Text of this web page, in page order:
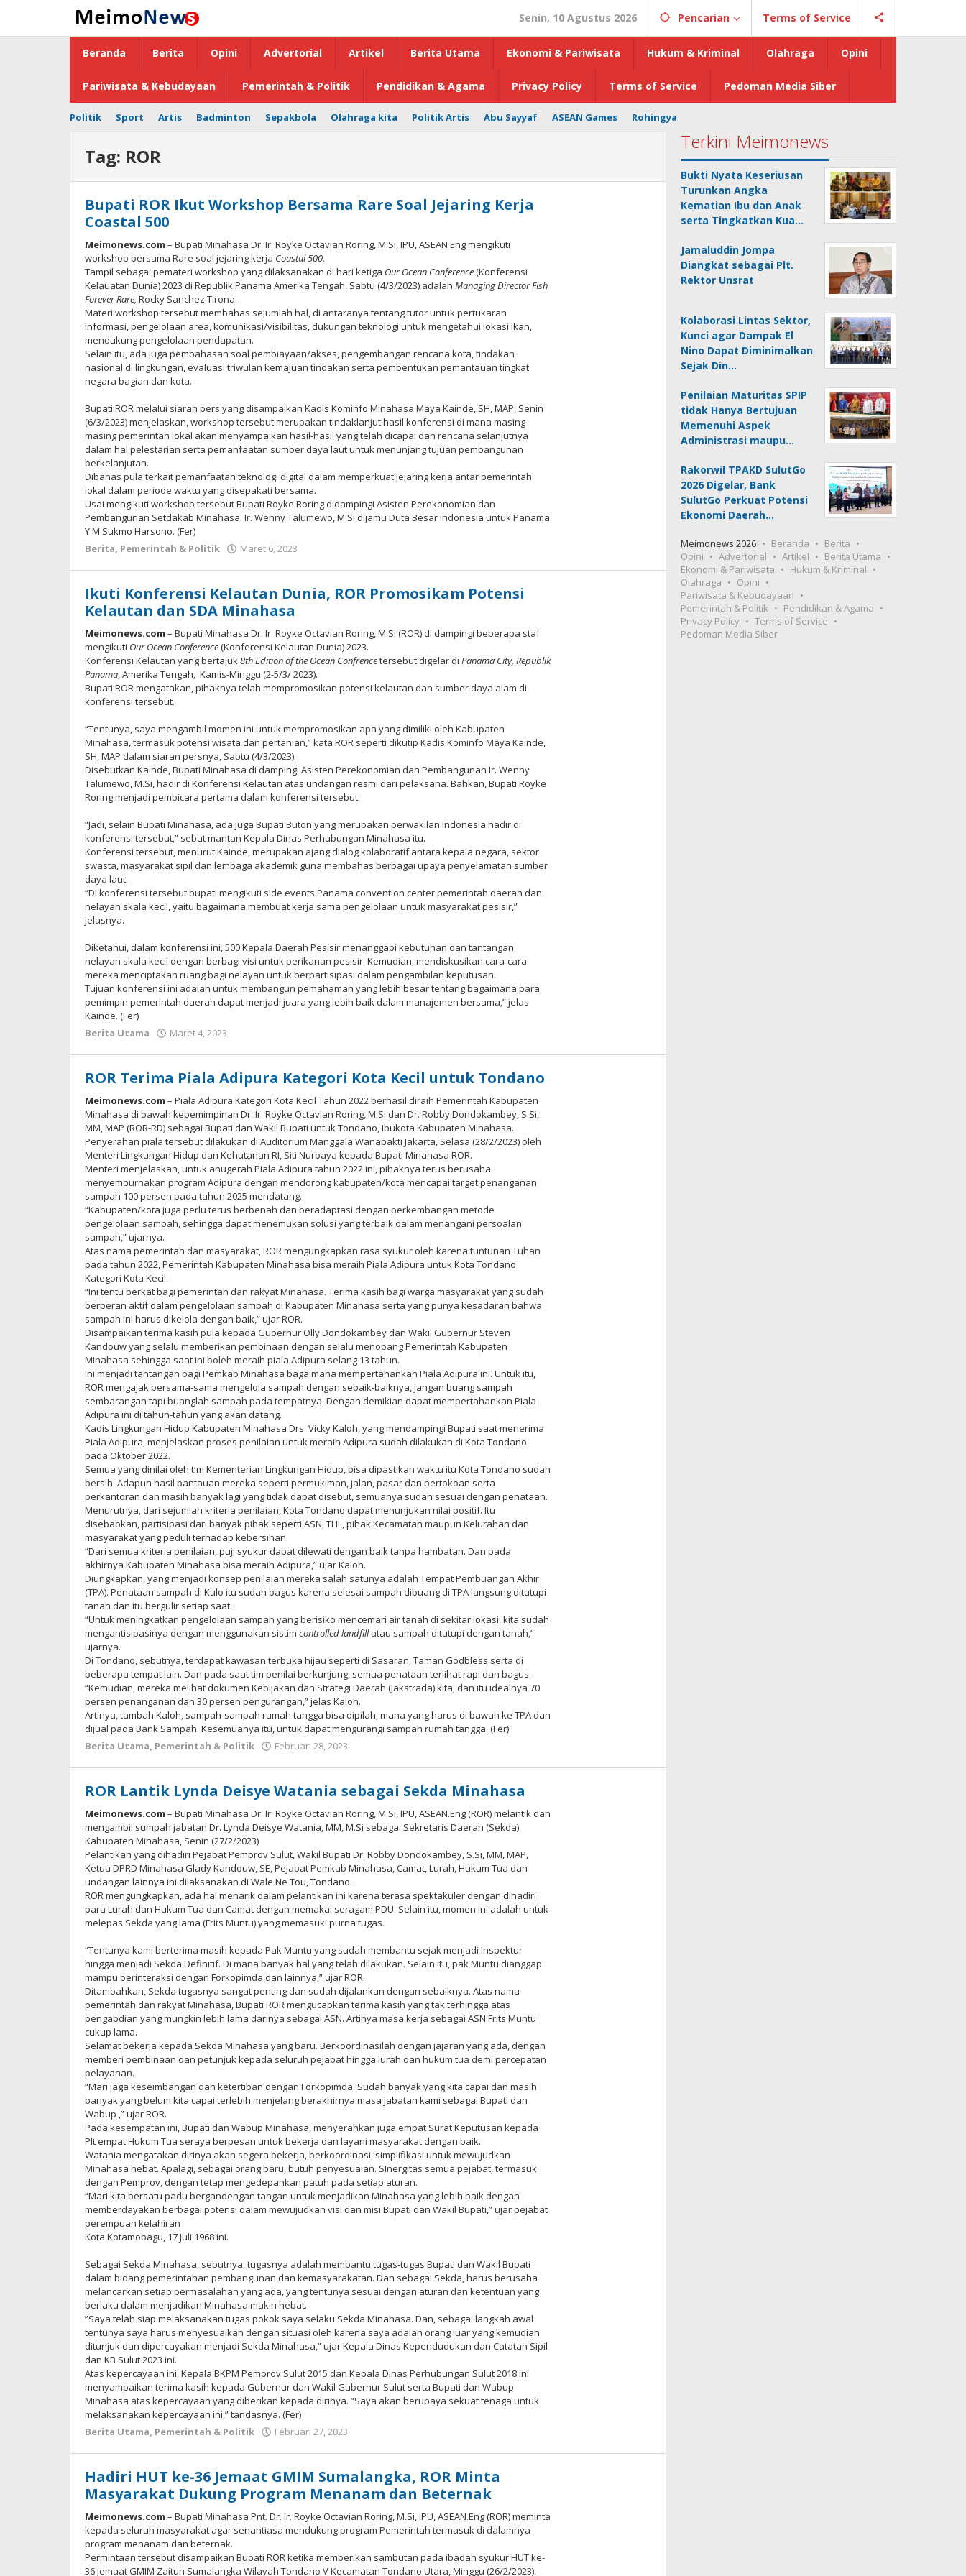
konten
Senin, 10 Agustus 2026 Pencarian Terms of Service
Beranda Berita Opini Advertorial Artikel Berita Utama Ekonomi & Pariwisata Hukum & Kriminal Olahraga Opini
Pariwisata & Kebudayaan Pemerintah & Politik Pendidikan & Agama Privacy Policy Terms of Service Pedoman Media Siber
Politik Sport Artis Badminton Sepakbola Olahraga kita Politik Artis Abu Sayyaf ASEAN Games Rohingya
Tag: ROR
Bupati ROR Ikut Workshop Bersama Rare Soal Jejaring Kerja
Coastal 500
Meimonews.com – Bupati Minahasa Dr. Ir. Royke Octavian Roring, M.Si, IPU, ASEAN Eng mengikuti
workshop bersama Rare soal jejaring kerja Coastal 500.
Tampil sebagai pemateri workshop yang dilaksanakan di hari ketiga Our Ocean Conference(Konferensi
Kelauatan Dunia) 2023 di Republik Panama Amerika Tengah, Sabtu (4/3/2023) adalah Managing Director Fish
Forever Rare, Rocky Sanchez Tirona.
Materi workshop tersebut membahas sejumlah hal, di antaranya tentang tutor untuk pertukaran
informasi, pengelolaan area, komunikasi/visibilitas, dukungan teknologi untuk mengetahui lokasi ikan,
mendukung pengelolaan pendapatan.
Selain itu, ada juga pembahasan soal pembiayaan/akses, pengembangan rencana kota, tindakan
nasional di lingkungan, evaluasi triwulan kemajuan tindakan serta pembentukan pemantauan tingkat
negara bagian dan kota.
Bupati ROR melalui siaran pers yang disampaikan Kadis Kominfo Minahasa Maya Kainde, SH, MAP, Senin
(6/3/2023) menjelaskan, workshop tersebut merupakan tindaklanjut hasil konferensi di mana masing-
masing pemerintah lokal akan menyampaikan hasil-hasil yang telah dicapai dan rencana selanjutnya
dalam hal pelestarian serta pemanfaatan sumber daya laut untuk menunjang tujuan pembangunan
berkelanjutan.
Dibahas pula terkait pemanfaatan teknologi digital dalam memperkuat jejaring kerja antar pemerintah
lokal dalam periode waktu yang disepakati bersama.
Usai mengikuti workshop tersebut Bupati Royke Roring didampingi Asisten Perekonomian dan
Pembangunan Setdakab Minahasa Ir. Wenny Talumewo, M.Si dijamu Duta Besar Indonesia untuk Panama
Y M Sukmo Harsono. (Fer)
Berita, Pemerintah & Politik Maret 6, 2023
News
Ikuti Konferensi Kelautan Dunia, ROR Promosikam Potensi
Kelautan dan SDA Minahasa
Meimonews.com – Bupati Minahasa Dr. Ir. Royke Octavian Roring, M.Si (ROR) di dampingi beberapa staf
mengikuti Our Ocean Conference(Konferensi Kelautan Dunia) 2023.
Konferensi Kelautan yang bertajuk8th Edition of the Ocean Confrencetersebut digelar di Panama City, Republik
Panama, Amerika Tengah, Kamis-Minggu (2-5/3/ 2023).
Bupati ROR mengatakan, pihaknya telah mempromosikan potensi kelautan dan sumber daya alam di
konferensi tersebut.
“Tentunya, saya mengambil momen ini untuk mempromosikan apa yang dimiliki oleh Kabupaten
Minahasa, termasuk potensi wisata dan pertanian,” kata ROR seperti dikutip Kadis Kominfo Maya Kainde,
SH, MAP dalam siaran persnya, Sabtu (4/3/2023).
Disebutkan Kainde, Bupati Minahasa di dampingi Asisten Perekonomian dan Pembangunan Ir. Wenny
Talumewo, M.Si, hadir di Konferensi Kelautan atas undangan resmi dari pelaksana. Bahkan, Bupati Royke
Roring menjadi pembicara pertama dalam konferensi tersebut.
“Jadi, selain Bupati Minahasa, ada juga Bupati Buton yang merupakan perwakilan Indonesia hadir di
konferensi tersebut,” sebut mantan Kepala Dinas Perhubungan Minahasa itu.
Konferensi tersebut, menurut Kainde, merupakan ajang dialog kolaboratif antara kepala negara, sektor
swasta, masyarakat sipil dan lembaga akademik guna membahas berbagai upaya penyelamatan sumber
daya laut.
“Di konferensi tersebut bupati mengikuti side events Panama convention center pemerintah daerah dan
nelayan skala kecil, yaitu bagaimana membuat kerja sama pengelolaan untuk masyarakat pesisir,”
jelasnya.
Diketahui, dalam konferensi ini, 500 Kepala Daerah Pesisir menanggapi kebutuhan dan tantangan
nelayan skala kecil dengan berbagi visi untuk perikanan pesisir. Kemudian, mendiskusikan cara-cara
mereka menciptakan ruang bagi nelayan untuk berpartisipasi dalam pengambilan keputusan.
Tujuan konferensi ini adalah untuk membangun pemahaman yang lebih besar tentang bagaimana para
pemimpin pemerintah daerah dapat menjadi juara yang lebih baik dalam manajemen bersama,” jelas
Kainde. (Fer)
Berita Utama
Maret 4, 2023
News
ROR Terima Piala Adipura Kategori Kota Kecil untuk Tondano
Meimonews.com – Piala Adipura Kategori Kota Kecil Tahun 2022 berhasil diraih Pemerintah Kabupaten
Minahasa di bawah kepemimpinan Dr. Ir. Royke Octavian Roring, M.Si dan Dr. Robby Dondokambey, S.Si,
MM, MAP (ROR-RD) sebagai Bupati dan Wakil Bupati untuk Tondano, Ibukota Kabupaten Minahasa.
Penyerahan piala tersebut dilakukan di Auditorium Manggala Wanabakti Jakarta, Selasa (28/2/2023) oleh
Menteri Lingkungan Hidup dan Kehutanan RI, Siti Nurbaya kepada Bupati Minahasa ROR.
Menteri menjelaskan, untuk anugerah Piala Adipura tahun 2022 ini, pihaknya terus berusaha
menyempurnakan program Adipura dengan mendorong kabupaten/kota mencapai target penanganan
sampah 100 persen pada tahun 2025 mendatang.
“Kabupaten/kota juga perlu terus berbenah dan beradaptasi dengan perkembangan metode
pengelolaan sampah, sehingga dapat menemukan solusi yang terbaik dalam menangani persoalan
sampah,” ujarnya.
Atas nama pemerintah dan masyarakat, ROR mengungkapkan rasa syukur oleh karena tuntunan Tuhan
pada tahun 2022, Pemerintah Kabupaten Minahasa bisa meraih Piala Adipura untuk Kota Tondano
Kategori Kota Kecil.
“Ini tentu berkat bagi pemerintah dan rakyat Minahasa. Terima kasih bagi warga masyarakat yang sudah
berperan aktif dalam pengelolaan sampah di Kabupaten Minahasa serta yang punya kesadaran bahwa
sampah ini harus dikelola dengan baik,” ujar ROR.
Disampaikan terima kasih pula kepada Gubernur Olly Dondokambey dan Wakil Gubernur Steven
Kandouw yang selalu memberikan pembinaan dengan selalu menopang Pemerintah Kabupaten
Minahasa sehingga saat ini boleh meraih piala Adipura selang 13 tahun.
Ini menjadi tantangan bagi Pemkab Minahasa bagaimana mempertahankan Piala Adipura ini. Untuk itu,
ROR mengajak bersama-sama mengelola sampah dengan sebaik-baiknya, jangan buang sampah
sembarangan tapi buanglah sampah pada tempatnya. Dengan demikian dapat mempertahankan Piala
Adipura ini di tahun-tahun yang akan datang.
Kadis Lingkungan Hidup Kabupaten Minahasa Drs. Vicky Kaloh, yang mendampingi Bupati saat menerima
Piala Adipura, menjelaskan proses penilaian untuk meraih Adipura sudah dilakukan di Kota Tondano
pada Oktober 2022.
Semua yang dinilai oleh tim Kementerian Lingkungan Hidup, bisa dipastikan waktu itu Kota Tondano sudah
bersih. Adapun hasil pantauan mereka seperti permukiman, jalan, pasar dan pertokoan serta
perkantoran dan masih banyak lagi yang tidak dapat disebut, semuanya sudah sesuai dengan penataan.
Menurutnya, dari sejumlah kriteria penilaian, Kota Tondano dapat menunjukan nilai positif. Itu
disebabkan, partisipasi dari banyak pihak seperti ASN, THL, pihak Kecamatan maupun Kelurahan dan
masyarakat yang peduli terhadap kebersihan.
“Dari semua kriteria penilaian, puji syukur dapat dilewati dengan baik tanpa hambatan. Dan pada
akhirnya Kabupaten Minahasa bisa meraih Adipura,” ujar Kaloh.
Diungkapkan, yang menjadi konsep penilaian mereka salah satunya adalah Tempat Pembuangan Akhir
(TPA). Penataan sampah di Kulo itu sudah bagus karena selesai sampah dibuang di TPA langsung ditutupi
tanah dan itu bergulir setiap saat.
“Untuk meningkatkan pengelolaan sampah yang berisiko mencemari air tanah di sekitar lokasi, kita sudah
mengantisipasinya dengan menggunakan sistim controlled landfillatau sampah ditutupi dengan tanah,”
ujarnya.
Di Tondano, sebutnya, terdapat kawasan terbuka hijau seperti di Sasaran, Taman Godbless serta di
beberapa tempat lain. Dan pada saat tim penilai berkunjung, semua penataan terlihat rapi dan bagus.
“Kemudian, mereka melihat dokumen Kebijakan dan Strategi Daerah (Jakstrada) kita, dan itu idealnya 70
persen penanganan dan 30 persen pengurangan,” jelas Kaloh.
Artinya, tambah Kaloh, sampah-sampah rumah tangga bisa dipilah, mana yang harus di bawah ke TPA dan
dijual pada Bank Sampah. Kesemuanya itu, untuk dapat mengurangi sampah rumah tangga. (Fer)
Berita Utama, Pemerintah & Politik Februari 28, 2023
News
ROR Lantik Lynda Deisye Watania sebagai Sekda Minahasa
Meimonews.com – Bupati Minahasa Dr. Ir. Royke Octavian Roring, M.Si, IPU, ASEAN.Eng (ROR) melantik dan
mengambil sumpah jabatan Dr. Lynda Deisye Watania, MM, M.Si sebagai Sekretaris Daerah (Sekda)
Kabupaten Minahasa, Senin (27/2/2023)
Pelantikan yang dihadiri Pejabat Pemprov Sulut, Wakil Bupati Dr. Robby Dondokambey, S.Si, MM, MAP,
Ketua DPRD Minahasa Glady Kandouw, SE, Pejabat Pemkab Minahasa, Camat, Lurah, Hukum Tua dan
undangan lainnya ini dilaksanakan di Wale Ne Tou, Tondano.
ROR mengungkapkan, ada hal menarik dalam pelantikan ini karena terasa spektakuler dengan dihadiri
para Lurah dan Hukum Tua dan Camat dengan memakai seragam PDU. Selain itu, momen ini adalah untuk
melepas Sekda yang lama (Frits Muntu) yang memasuki purna tugas.
“Tentunya kami berterima masih kepada Pak Muntu yang sudah membantu sejak menjadi Inspektur
hingga menjadi Sekda Definitif. Di mana banyak hal yang telah dilakukan. Selain itu, pak Muntu dianggap
mampu berinteraksi dengan Forkopimda dan lainnya,” ujar ROR.
Ditambahkan, Sekda tugasnya sangat penting dan sudah dijalankan dengan sebaiknya. Atas nama
pemerintah dan rakyat Minahasa, Bupati ROR mengucapkan terima kasih yang tak terhingga atas
pengabdian yang mungkin lebih lama darinya sebagai ASN. Artinya masa kerja sebagai ASN Frits Muntu
cukup lama.
Selamat bekerja kepada Sekda Minahasa yang baru. Berkoordinasilah dengan jajaran yang ada, dengan
memberi pembinaan dan petunjuk kepada seluruh pejabat hingga lurah dan hukum tua demi percepatan
pelayanan.
“Mari jaga keseimbangan dan ketertiban dengan Forkopimda. Sudah banyak yang kita capai dan masih
banyak yang belum kita capai terlebih menjelang berakhirnya masa jabatan kami sebagai Bupati dan
Wabup ,” ujar ROR.
Pada kesempatan ini, Bupati dan Wabup Minahasa, menyerahkan juga empat Surat Keputusan kepada
Plt empat Hukum Tua seraya berpesan untuk bekerja dan layani masyarakat dengan baik.
Watania mengatakan dirinya akan segera bekerja, berkoordinasi, simplifikasi untuk mewujudkan
Minahasa hebat. Apalagi, sebagai orang baru, butuh penyesuaian. SInergitas semua pejabat, termasuk
dengan Pemprov, dengan tetap mengedepankan patuh pada setiap aturan.
“Mari kita bersatu padu bergandengan tangan untuk menjadikan Minahasa yang lebih baik dengan
memberdayakan berbagai potensi dalam mewujudkan visi dan misi Bupati dan Wakil Bupati,” ujar pejabat
perempuan kelahiran
Kota Kotamobagu, 17 Juli 1968 ini.
Sebagai Sekda Minahasa, sebutnya, tugasnya adalah membantu tugas-tugas Bupati dan Wakil Bupati
dalam bidang pemerintahan pembangunan dan kemasyarakatan. Dan sebagai Sekda, harus berusaha
melancarkan setiap permasalahan yang ada, yang tentunya sesuai dengan aturan dan ketentuan yang
berlaku dalam menjadikan Minahasa makin hebat.
”Saya telah siap melaksanakan tugas pokok saya selaku Sekda Minahasa. Dan, sebagai langkah awal
tentunya saya harus menyesuaikan dengan situasi oleh karena saya adalah orang luar yang kemudian
ditunjuk dan dipercayakan menjadi Sekda Minahasa,” ujar Kepala Dinas Kependudukan dan Catatan Sipil
dan KB Sulut 2023 ini.
Atas kepercayaan ini, Kepala BKPM Pemprov Sulut 2015 dan Kepala Dinas Perhubungan Sulut 2018 ini
menyampaikan terima kasih kepada Gubernur dan Wakil Gubernur Sulut serta Bupati dan Wabup
Minahasa atas kepercayaan yang diberikan kepada dirinya. “Saya akan berupaya sekuat tenaga untuk
melaksanakan kepercayaan ini,” tandasnya. (Fer)
Berita Utama, Pemerintah & Politik Februari 27, 2023
News
Hadiri HUT ke-36 Jemaat GMIM Sumalangka, ROR Minta
Masyarakat Dukung Program Menanam dan Beternak
Meimonews.com – Bupati Minahasa Pnt. Dr. Ir. Royke Octavian Roring, M.Si, IPU, ASEAN.Eng (ROR) meminta
kepada seluruh masyarakat agar senantiasa mendukung program Pemerintah termasuk di dalamnya
program menanam dan beternak.
Permintaan tersebut disampaikan Bupati ROR ketika memberikan sambutan pada ibadah syukur HUT ke-
36 Jemaat GMIM Zaitun Sumalangka Wilayah Tondano V Kecamatan Tondano Utara, Minggu (26/2/2023).
Terkini Meimonews
Bukti Nyata Keseriusan
Turunkan Angka
Kematian Ibu dan Anak
serta Tingkatkan Kua…
Jamaluddin Jompa
Diangkat sebagai Plt.
Rektor Unsrat
Kolaborasi Lintas Sektor,
Kunci agar Dampak El
Nino Dapat Diminimalkan
Sejak Din…
Penilaian Maturitas SPIP
tidak Hanya Bertujuan
Memenuhi Aspek
Administrasi maupu…
Rakorwil TPAKD SulutGo
2026 Digelar, Bank
SulutGo Perkuat Potensi
Ekonomi Daerah…
Meimonews 2026 Beranda
Berita
Opini
Advertorial Artikel
Berita Utama
Ekonomi & Pariwisata
Hukum & Kriminal
Olahraga
Opini
Pariwisata & Kebudayaan
Pemerintah & Politik
Pendidikan & Agama
Privacy Policy
Terms of Service
Pedoman Media Siber